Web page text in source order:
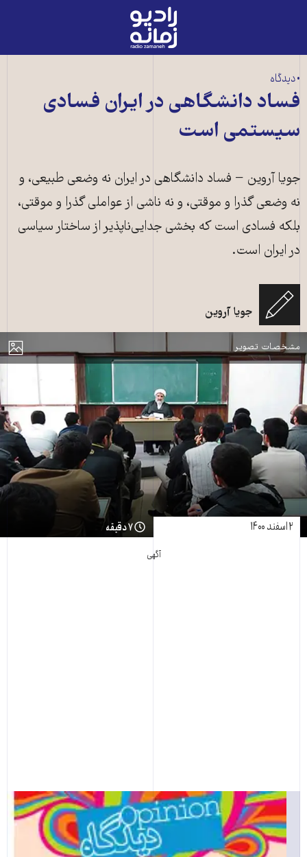
رادیو
زمانه
اصلی
• دیدگاه
فساد دانشگاهی در ایران فسادی
سیستمی است
جویا آروین − فساد دانشگاهی در ایران نه وضعی طبیعی، و
نه وضعی گذرا و موقتی، و نه ناشی از عواملی گذرا و موقتی،
بلکه فسادی است که بخشی جدایی‌ناپذیر از ساختار سیاسی
در ایران است.
جویا آروین
نمایش
مشخصات تصویر
دانشگاه، کلاس معارف
۲ اسفند ۱۴۰۰ ۷ دقیقه
آگهی